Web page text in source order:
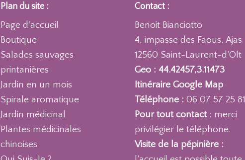
Plan du site :
Page d'accueil
Boutique
Salades sauvages
printanières
Jardin en un mois
Spirale aromatique
Jardin médicinal
Plantes médicinales
chinoises
Contact :
Benoit Bianciotto
4, impasse des Faous, Ajas
12560 Saint-Laurent-d’Olt
Geo : 44.42457,3.11473
Itinéraire Google Map
Téléphone : 06 07 57 25 81
Pour tout contact : merci
privilégier le téléphone.
Visite de la pépinière :